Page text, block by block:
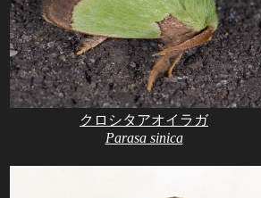
クロシタアオイラガ
Parasa sinica